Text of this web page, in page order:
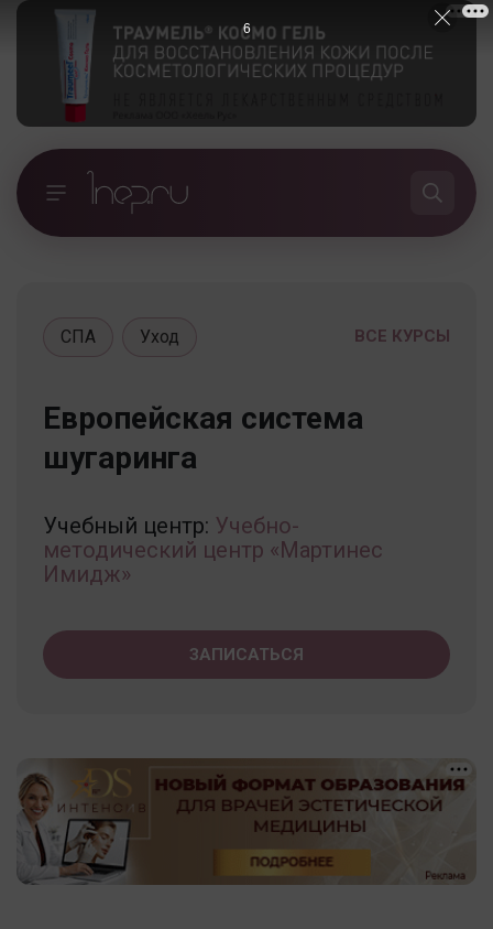
ВСЕ КУРСЫ
СПА Уход
Европейская система
шугаринга
Учебный центр: Учебно-
методический центр «Мартинес
Имидж»
ЗАПИСАТЬСЯ
5